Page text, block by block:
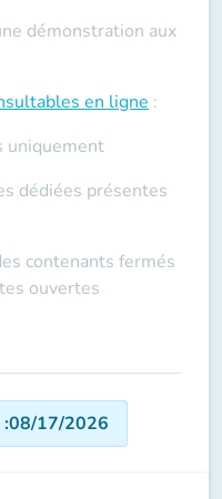
démonstration aux
en ligne :
uniquement
dédiées présentes
contenants fermés
ouvertes
:08/17/2026